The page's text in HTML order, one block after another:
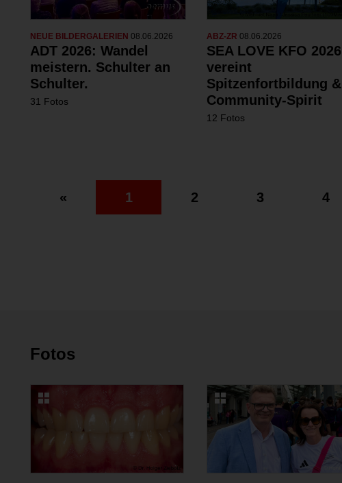
NEUE BILDERGALERIEN 08.06.2026
ADT 2026: Wandel
meistern. Schulter an
Schulter.
31 Fotos
ABZ-ZR 08.06.2026
SEA LOVE KFO 2026
vereint
Spitzenfortbildung &
Community-Spirit
12 Fotos
« 1 2 3 4
Fotos